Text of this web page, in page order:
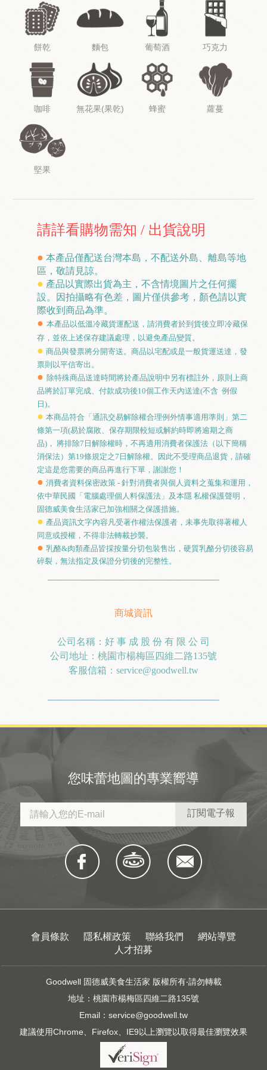
餅乾 麵包 葡萄酒 巧克力
咖啡 無花果(果乾) 蜂蜜 蘿蔓
堅果
請詳看購物需知 / 出貨說明
● 本產品僅配送台灣本島，不配送外島、離島等地
區，敬請見諒。
● 產品以實際出貨為主，不含情境圖片之任何擺
設。因拍攝略有色差，圖片僅供參考，顏色請以實
際收到商品為準。
●本產品以低溫冷藏貨運配送，請消費者於到貨後立即冷藏保
存，並依上述保存建議處理，以避免產品變質。
● 商品與發票將分開寄送。商品以宅配或是一般貨運送達，發
票則以平信寄出。
●除特殊商品送達時間將於產品說明中另有標註外，原則上商
品將於訂單完成、付款成功後10個工作天內送達(不含 例假
日)。
● 本商品符合「通訊交易解除權合理例外情事適用準則」第二
條第一項(易於腐敗、保存期限較短或解約時即將逾期之商
品) ， 將排除7 日解除權時，不再適用消費者保護法（以下簡稱
消保法）第19條規定之7 日解除權。因此不受理商品退貨，請確
定這是您需要的商品再進行下單，謝謝您！
● 消費者資料保密政策 -針對消費者與個人資料之蒐集和運用，
依中華民國「電腦處理個人料保護法」及本隱 私權保護聲明，
固德威美食生活家已加強相關之保護措施。
● 產品資訊文字內容凡受著作權法保護者，未事先取得著權人
同意或授權，不得非法轉載抄襲。
● 乳酪&肉類產品皆採按量分切包裝售出，硬質乳酪分切後容易
碎裂，無法指定及保證分切後的完整性。
商城資訊
公司名稱：好 事 成 股 份 有 限 公 司
公司地址：桃園市楊梅區四維二路135號
客服信箱： service@goodwell.tw
您味蕾地圖的專業嚮導
會員條款 隱私權政策 聯絡我們
網站導覽
人才招募
Goodwell 固德威美食生活家 版權所有‧請勿轉載
地址：桃園市楊梅區四維二路135號
Email： service@goodwell.tw
建議使用Chrome、Firefox、IE9以上瀏覽以取得最佳瀏覽效果